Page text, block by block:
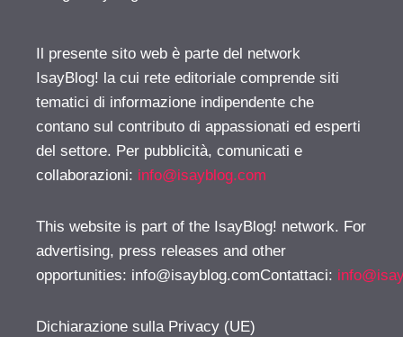
Il presente sito web è parte del network
IsayBlog! la cui rete editoriale comprende siti
tematici di informazione indipendente che
contano sul contributo di appassionati ed esperti
del settore. Per pubblicità, comunicati e
collaborazioni: info@isayblog.com
This website is part of the IsayBlog! network. For
advertising, press releases and other
opportunities: info@isayblog.comContattaci:
Dichiarazione sulla Privacy (UE)